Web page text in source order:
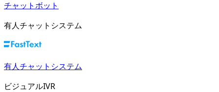
チャットボット
有人チャットシステム
有人チャットシステム
ビジュアルIVR